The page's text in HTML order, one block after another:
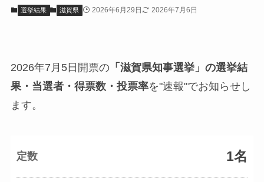
選挙結果 滋賀県 2026年6月29日 2026年7月6日
2026年7月5日開票の「滋賀県知事選挙」の選挙結
果・当選者・得票数・投票率を"速報"でお知らせし
ます。
定数 1名